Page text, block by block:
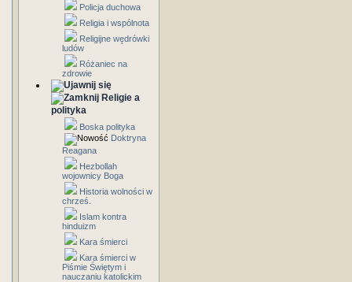
Policja duchowa
Religia i wspólnota
Religijne wędrówki
ludów
Różaniec na
zdrowie
Religie a
polityka
Boska polityka
Doktryna
Reagana
Hezbollah
wojownicy Boga
Historia wolności w
chrześ.
Islam kontra
hinduizm
Kara śmierci
Kara śmierci w
Piśmie Świętym i
nauczaniu katolickim